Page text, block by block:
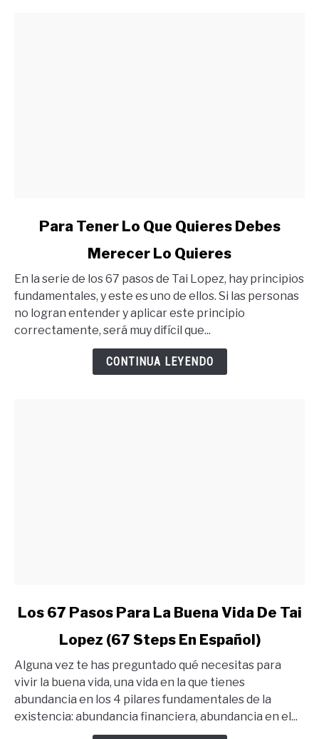
Tener
Lo
Que
Quieres
Para Tener Lo Que Quieres Debes
Merecer Lo Quieres
En la serie de los 67 pasos de Tai Lopez, hay principios
fundamentales, y este es uno de ellos. Si las personas
no logran entender y aplicar este principio
correctamente, será muy difícil que...
CONTINUA LEYENDO
link
67
Pasos
Para
Los 67 Pasos Para La Buena Vida De Tai
Lopez (67 Steps En Español)
Alguna vez te has preguntado qué necesitas para
vivir la buena vida, una vida en la que tienes
abundancia en los 4 pilares fundamentales de la
existencia: abundancia financiera, abundancia en el...